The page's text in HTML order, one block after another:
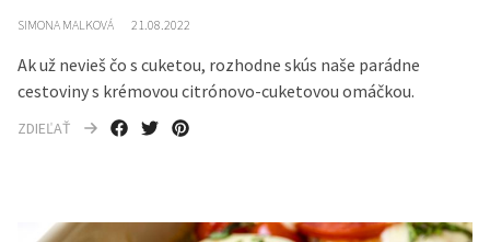
SIMONA MALKOVÁ 21.08.2022
Ak už nevieš čo s cuketou, rozhodne skús naše parádne
cestoviny s krémovou citrónovo-cuketovou omáčkou.
ZDIEĽAŤ